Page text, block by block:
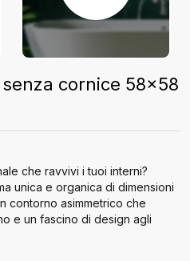
cornice 58x58
che ravvivi i tuoi interni?
unica e organica di dimensioni
contorno asimmetrico che
e un fascino di design agli